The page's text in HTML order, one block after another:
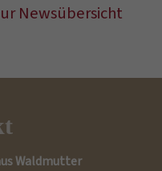
Newsübersicht
Waldmutter